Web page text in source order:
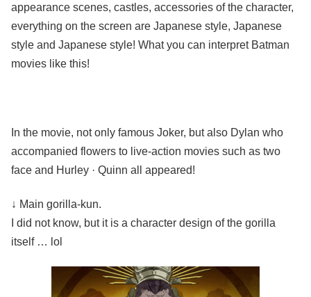
appearance scenes, castles, accessories of the character,
everything on the screen are Japanese style, Japanese
style and Japanese style! What you can interpret Batman
movies like this!
In the movie, not only famous Joker, but also Dylan who
accompanied flowers to live-action movies such as two
face and Hurley · Quinn all appeared!
↓ Main gorilla-kun.
I did not know, but it is a character design of the gorilla
itself … lol